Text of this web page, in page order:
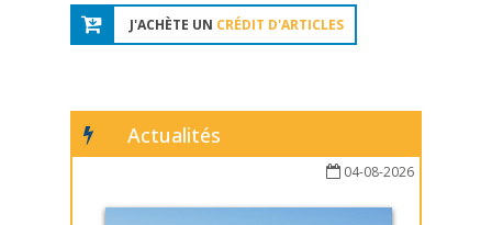
J'ACHÈTE UN CRÉDIT D'ARTICLES
Actualités
04-08-2026